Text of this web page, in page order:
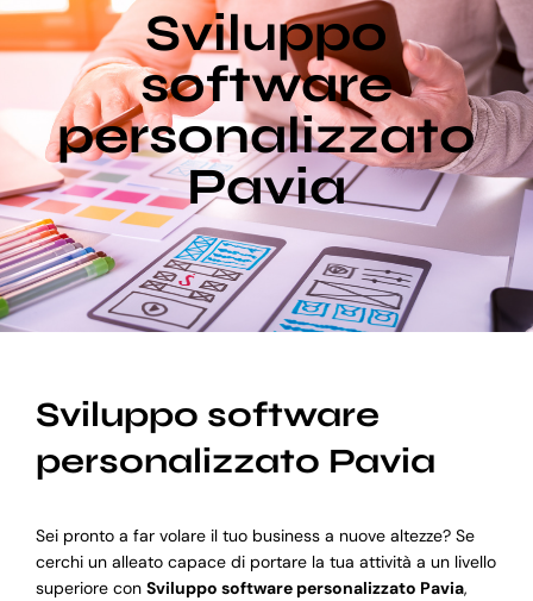
Chi Siamo
Portfolio
Blog
Supporto
Sviluppo
software
personalizzato
Pavia
Sviluppo software
personalizzato Pavia
Sei pronto a far volare il tuo business a nuove altezze? Se
cerchi un alleato capace di portare la tua attività a un livello
superiore con Sviluppo software personalizzato Pavia,